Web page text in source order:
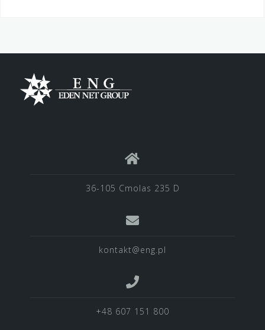
36-105 Cmolas 235 D
kontakt@eng.pl
+48 607 151 800